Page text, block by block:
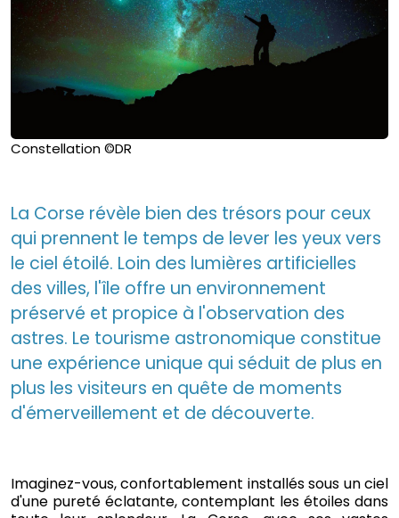
Constellation ©DR
La Corse révèle bien des trésors pour ceux
qui prennent le temps de lever les yeux vers
le ciel étoilé. Loin des lumières artificielles
des villes, l'île offre un environnement
préservé et propice à l'observation des
astres. Le tourisme astronomique constitue
une expérience unique qui séduit de plus en
plus les visiteurs en quête de moments
d'émerveillement et de découverte.
Imaginez-vous, confortablement installés sous un ciel
d'une pureté éclatante, contemplant les étoiles dans